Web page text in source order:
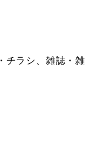
チラシ、雑誌・雑